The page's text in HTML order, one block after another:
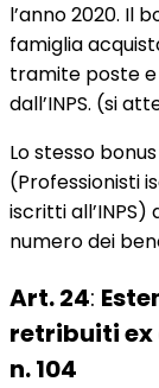
l’anno 2020. Il
famiglia
tramite poste
dall’INPS. (si
Lo stesso
(Professionisti
iscritti
numero dei
Art. 24:
retribuiti ex
n. 104